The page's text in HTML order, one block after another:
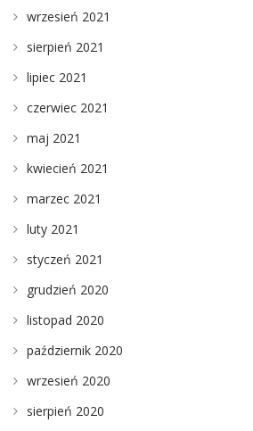
wrzesień 2021
sierpień 2021
lipiec 2021
czerwiec 2021
maj 2021
kwiecień 2021
marzec 2021
luty 2021
styczeń 2021
grudzień 2020
listopad 2020
październik 2020
wrzesień 2020
sierpień 2020